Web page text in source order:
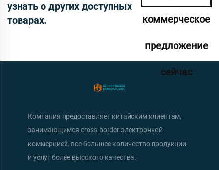
узнать о других доступных
товарах.
коммерческое
предложение
сейчас
Компания предоставляет китайским клиентам,
занимающимся cross-border электронной
коммерцией, все большее количество продукции
и услуг более высокого качества.